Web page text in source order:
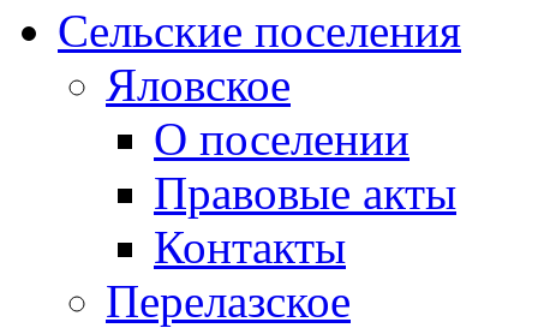
Сельские поселения
Яловское
О поселении
Правовые акты
Контакты
Перелазское